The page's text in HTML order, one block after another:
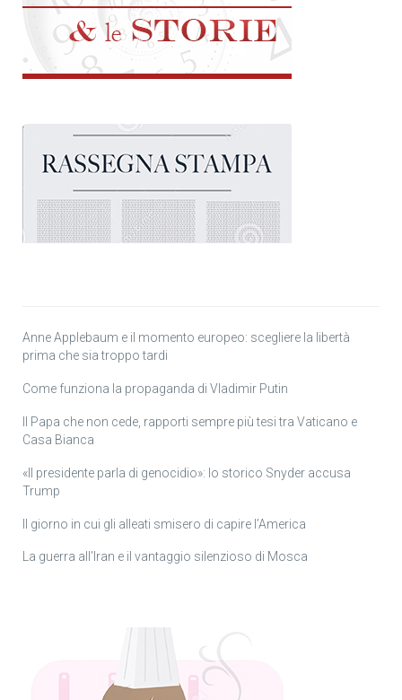
Anne Applebaum e il momento europeo: scegliere la libertà
prima che sia troppo tardi
Come funziona la propaganda di Vladimir Putin
Il Papa che non cede, rapporti sempre più tesi tra Vaticano e
Casa Bianca
«Il presidente parla di genocidio»: lo storico Snyder accusa
Trump
Il giorno in cui gli alleati smisero di capire l’America
La guerra all’Iran e il vantaggio silenzioso di Mosca